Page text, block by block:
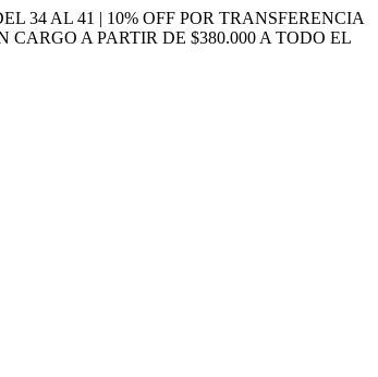
34 AL 41 | 10% OFF POR TRANSFERENCIA
CARGO A PARTIR DE $380.000 A TODO EL